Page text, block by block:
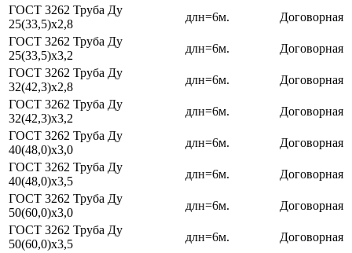
ГОСТ 3262 Труба Ду
25(33,5)х2,8
длн=6м.
Договорная
ГОСТ 3262 Труба Ду
25(33,5)х3,2
длн=6м.
Договорная
ГОСТ 3262 Труба Ду
32(42,3)х2,8
длн=6м.
Договорная
ГОСТ 3262 Труба Ду
32(42,3)х3,2
длн=6м.
Договорная
ГОСТ 3262 Труба Ду
40(48,0)х3,0
длн=6м.
Договорная
ГОСТ 3262 Труба Ду
40(48,0)х3,5
длн=6м.
Договорная
ГОСТ 3262 Труба Ду
50(60,0)х3,0
длн=6м.
Договорная
ГОСТ 3262 Труба Ду
50(60,0)х3,5
длн=6м.
Договорная